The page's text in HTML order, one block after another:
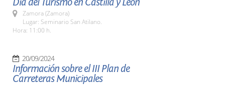
Zamora (Zamora)
Lugar: Seminario San Atilano.
Hora: 11:00 h.
20/09/2024
Información sobre el III Plan de
Carreteras Municipales